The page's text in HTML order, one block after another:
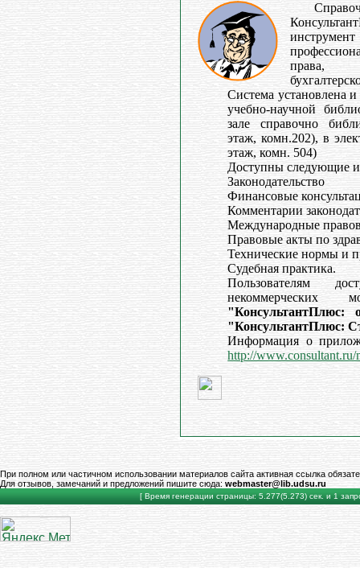
права,
Система установлена
учебно-научной
зале справочно
этаж, комн.202), в
этаж, комн. 504)
Доступны следующие
Законодательство
Финансовые
Комментарии
Международные
Правовые акты по
Технические нормы и
Судебная практика.
Пользователям
некоммерческих
"КонсультантПлюс:
"КонсультантПлюс:
Информация о
http://www.consultant.ru/
При полном или частичном использовании материалов сайта активная ссылка
Для отзывов, замечаний и предложений пишите сюда: webmaster@lib.udsu.ru
[ Время генерации страницы: 5.277(5.273) сек. и 1